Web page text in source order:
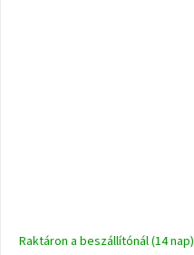
Raktáron a beszállítónál (14 nap)